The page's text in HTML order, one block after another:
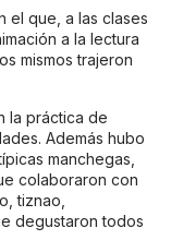
el que, a las clases
a la lectura
mismos trajeron
la práctica de
Además hubo
manchegas,
colaboraron con
tiznao,
degustaron todos